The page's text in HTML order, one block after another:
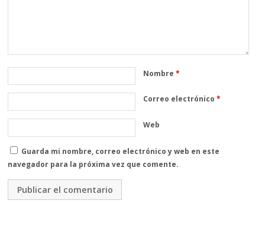
Nombre*
Correo electrónico*
Web
Guarda mi nombre, correo electrónico y web en este
navegador para la próxima vez que comente.